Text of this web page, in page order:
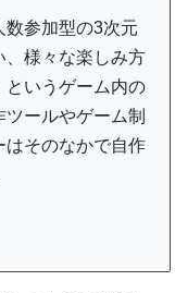
数参加型の3次元
、様々な楽しみ方
というゲーム内の
ールやゲーム制
はそのなかで自作